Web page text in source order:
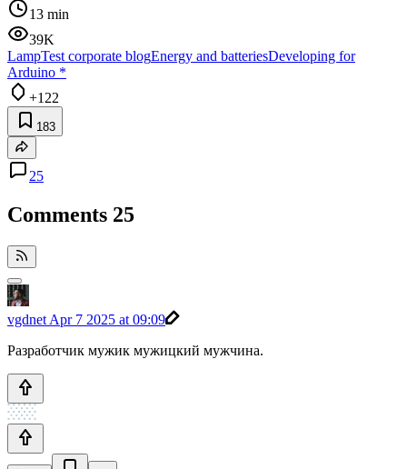
13 min
39K
LampTest corporate blogEnergy and batteriesDeveloping for
Arduino *
+122
183
25
Comments 25
vgdnet Apr 7 2025 at 09:09
Разработчик мужик мужицкий мужчина.